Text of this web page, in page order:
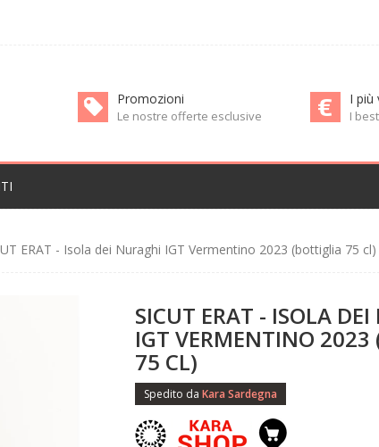
Promozioni
Le nostre offerte esclusive
I più
I
ERAT - Isola dei Nuraghi IGT Vermentino 2023 (bottiglia 75 cl)
SICUT ERAT - ISOLA
IGT VERMENTINO 2023
75 CL)
Spedito da Kara Sardegna